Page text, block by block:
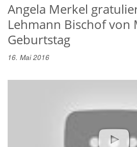
Angela Merkel
Lehmann Bischof von
Geburtstag
16. Mai 2016